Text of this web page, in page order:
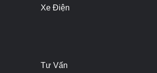
Xe Điện
Tư Vấn